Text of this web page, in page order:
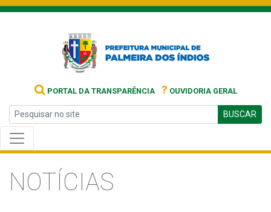
PORTAL DA TRANSPARÊNCIA ? OUVIDORIA GERAL
BUSCAR
NOTÍCIAS